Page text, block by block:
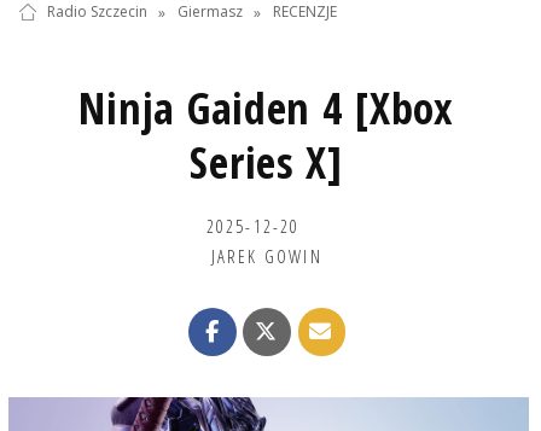
Radio Szczecin » Giermasz » RECENZJE
Ninja Gaiden 4 [Xbox
Series X]
2025-12-20
JAREK GOWIN